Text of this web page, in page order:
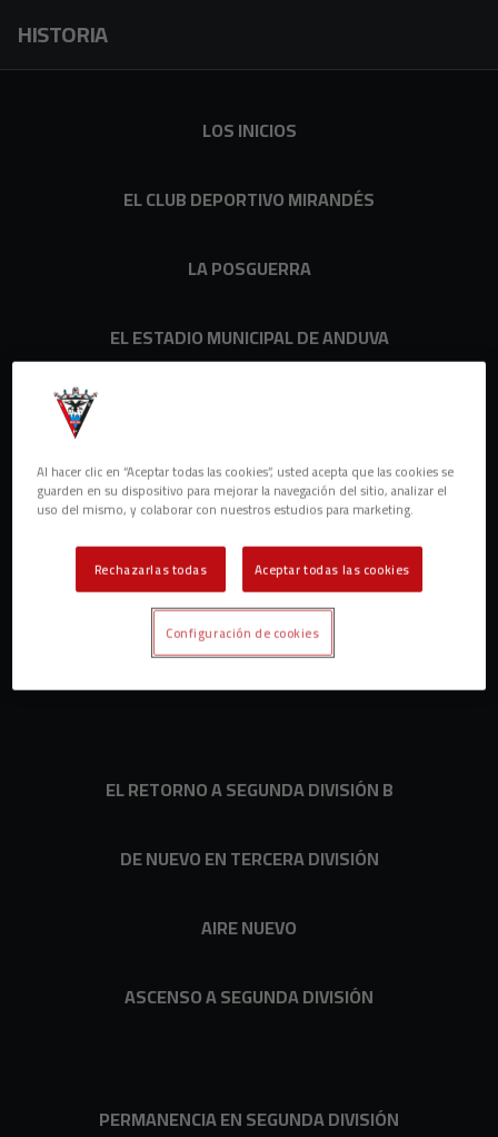
HISTORIA
LOS INICIOS
EL CLUB DEPORTIVO MIRANDÉS
LA POSGUERRA
EL ESTADIO MUNICIPAL DE ANDUVA
LAS BODAS DE PLATA
ÉPOCA DE CAMBIOS
LOS AÑOS 80 Y 90. CRISIS
75 AÑOS DEL CLUB
EL RETORNO A SEGUNDA DIVISIÓN B
DE NUEVO EN TERCERA DIVISIÓN
AIRE NUEVO
ASCENSO A SEGUNDA DIVISIÓN
PERMANENCIA EN SEGUNDA DIVISIÓN
Al hacer clic en “Aceptar todas las cookies”, usted acepta que las cookies se
guarden en su dispositivo para mejorar la navegación del sitio, analizar el
uso del mismo, y colaborar con nuestros estudios para marketing.
Rechazarlas todas Aceptar todas las cookies
Configuración de cookies